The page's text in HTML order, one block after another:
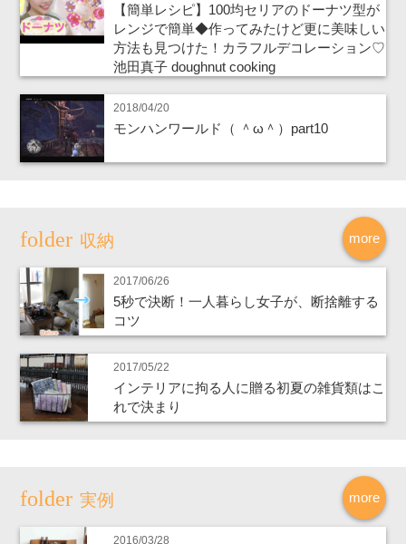
【簡単レシピ】100均セリアのドーナツ型が
レンジで簡単◆作ってみたけど更に美味しい
方法も見つけた！カラフルデコレーション♡
池田真子 doughnut cooking
2018/04/20
モンハンワールド（ ＾ω＾）part10
more
収納
2017/06/26
5秒で決断！一人暮らし女子が、断捨離する
コツ
2017/05/22
インテリアに拘る人に贈る初夏の雑貨類はこ
れで決まり
more
実例
2016/03/28